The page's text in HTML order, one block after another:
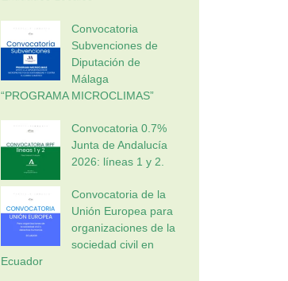
Convocatoria
Subvenciones de
Diputación de
Málaga
“PROGRAMA MICROCLIMAS”
Convocatoria 0.7%
Junta de Andalucía
2026: líneas 1 y 2.
Convocatoria de la
Unión Europea para
organizaciones de la
sociedad civil en
Ecuador